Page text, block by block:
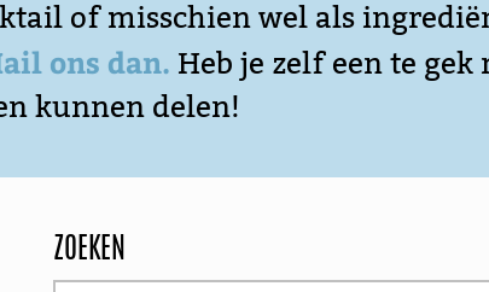
of misschien wel als
ons dan. Heb je zelf een te gek
kunnen delen!
ZOEKEN